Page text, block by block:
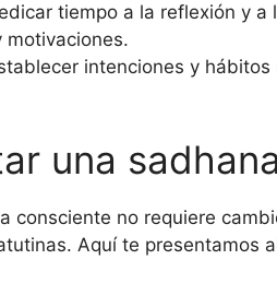
tiempo a la reflexión y a
motivaciones.
intenciones y
una
consciente no requiere
Aquí te presentamos